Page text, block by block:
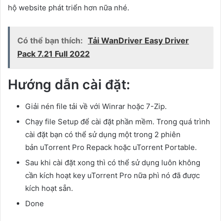
hộ website phát triển hơn nữa nhé.
Có thể bạn thích: Tải WanDriver Easy Driver
Pack 7.21 Full 2022
Hướng dẫn cài đặt:
Giải nén file tải về với Winrar hoặc 7-Zip.
Chạy file Setup để cài đặt phần mềm. Trong quá trình
cài đặt bạn có thể sử dụng một trong 2 phiên
bản uTorrent Pro Repack hoặc uTorrent Portable.
Sau khi cài đặt xong thì có thể sử dụng luôn không
cần kích hoạt key uTorrent Pro nữa phì nó đã được
kích hoạt sẵn.
Done